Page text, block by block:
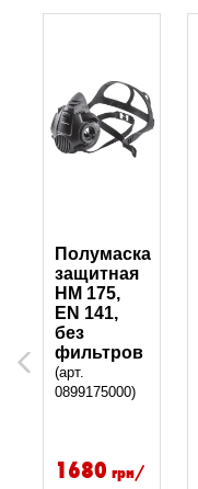
Previous
Полумаска
защитная
HM 175,
EN 141,
без
фильтров
(арт.
0899175000)
1680 грн/